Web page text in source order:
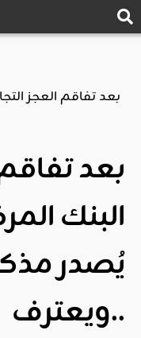
بعد
البنك
يُصدر
ويعترف..